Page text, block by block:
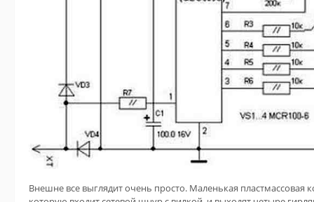
Внешне все выглядит очень просто. Маленькая пластмассовая